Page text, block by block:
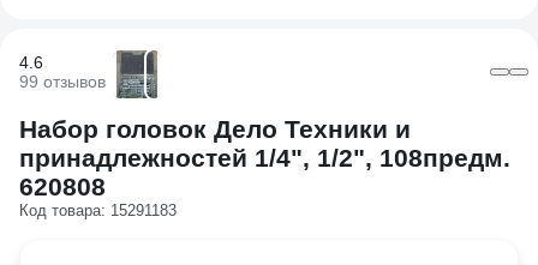
4.6
99 отзывов
Набор головок Дело Техники и
принадлежностей 1/4", 1/2", 108предм.
620808
Код товара: 15291183